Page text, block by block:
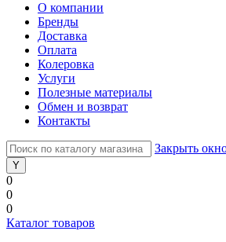
О компании
Бренды
Доставка
Оплата
Колеровка
Услуги
Полезные материалы
Обмен и возврат
Контакты
Закрыть
0
0
0
Каталог товаров